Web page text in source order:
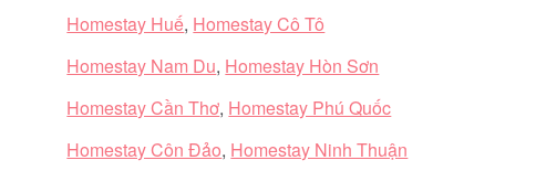
Homestay Huế, Homestay Cô Tô
Homestay Nam Du, Homestay Hòn Sơn
Homestay Cần Thơ, Homestay Phú Quốc
Homestay Côn Đảo, Homestay Ninh Thuận